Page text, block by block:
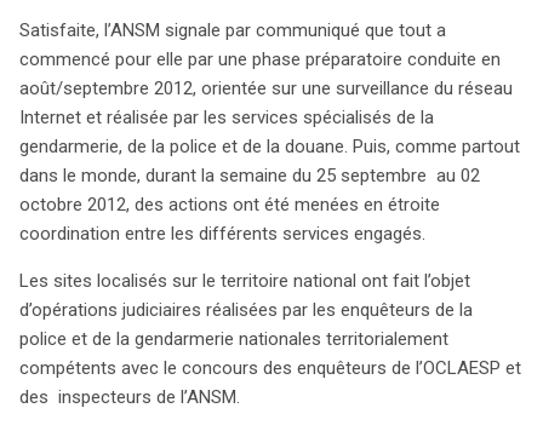
Satisfaite, l’ANSM signale par communiqué que tout a
commencé pour elle par une phase préparatoire conduite en
août/septembre 2012, orientée sur une surveillance du réseau
Internet et réalisée par les services spécialisés de la
gendarmerie, de la police et de la douane. Puis, comme partout
dans le monde, durant la semaine du 25 septembre au 02
octobre 2012, des actions ont été menées en étroite
coordination entre les différents services engagés.
Les sites localisés sur le territoire national ont fait l’objet
d’opérations judiciaires réalisées par les enquêteurs de la
police et de la gendarmerie nationales territorialement
compétents avec le concours des enquêteurs de l’OCLAESP et
des inspecteurs de l’ANSM.